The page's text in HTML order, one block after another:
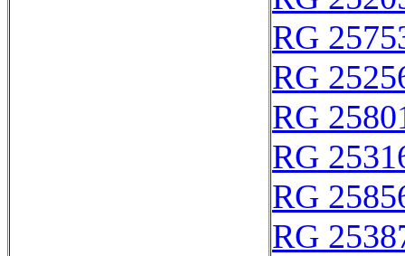
RG
RG
RG
RG
RG
RG